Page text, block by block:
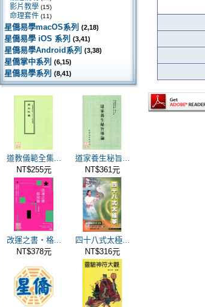
影片教學 (15)
命理套件 (11)
星僑易學macOS系列 (2,18)
星僑易學 iOS 系列 (3,41)
星僑易學Android系列 (3,38)
星僑掌中系列 (6,15)
星僑易學系列 (8,41)
道教儀範全集...
NT$255元
道家養生秘旨...
NT$361元
改運之書‧格...
NT$378元
四十八式太極...
NT$316元